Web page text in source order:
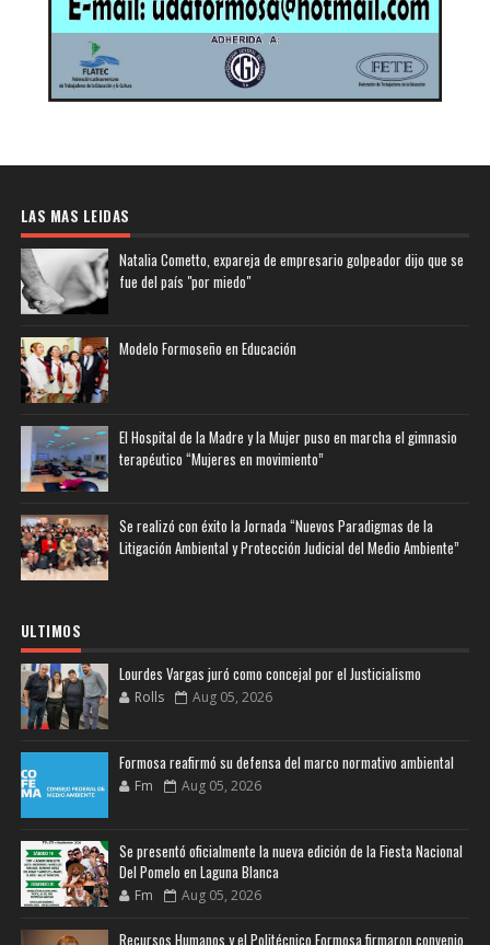
LAS MAS LEIDAS
Natalia Cometto, expareja de empresario golpeador dijo que se
fue del país "por miedo"
Modelo Formoseño en Educación
El Hospital de la Madre y la Mujer puso en marcha el gimnasio
terapéutico “Mujeres en movimiento”
Se realizó con éxito la Jornada “Nuevos Paradigmas de la
Litigación Ambiental y Protección Judicial del Medio Ambiente”
ULTIMOS
Lourdes Vargas juró como concejal por el Justicialismo
Rolls Aug 05, 2026
Formosa reafirmó su defensa del marco normativo ambiental
Fm Aug 05, 2026
Se presentó oficialmente la nueva edición de la Fiesta Nacional
Del Pomelo en Laguna Blanca
Fm Aug 05, 2026
Recursos Humanos y el Politécnico Formosa firmaron convenio